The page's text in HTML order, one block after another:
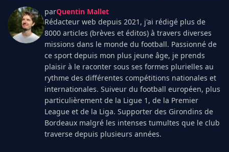
parQuentin Mallet
Rédacteur web depuis 2021, j'ai rédigé plus de
8000 articles (brèves et éditos) à travers diverses
missions dans le monde du football. Passionné de
ce sport depuis mon plus jeune âge, je prends
plaisir à le raconter sous ses formes plurielles au
rythme des différentes compétitions nationales et
internationales. Suiveur du football européen, plus
particulièrement de la Ligue 1, de la Premier
League et de la Liga. Supporter des Girondins de
Bordeaux malgré les intenses tumultes que le club
traverse depuis plusieurs années.